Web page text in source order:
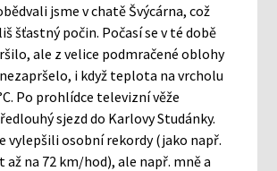
jsme v chatě Švýcárna, což
šťastný počin. Počasí se v té době
ale z velice podmračené oblohy
i když teplota na vrcholu
Po prohlídce televizní věže
sjezd do Karlovy Studánky.
vylepšili osobní rekordy (jako např.
až na 72 km/hod), ale např. mně a